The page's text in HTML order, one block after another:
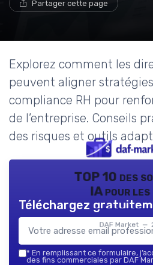
Partager cette page
Explorez comment les
peuvent aligner
compliance RH pour
de l’entreprise. Conseils
des risques et outils
TOP 10 des
IA pour les
DAF Market —
Téléchargez
* En remplissant ce formulaire,
des fins commerciales par DAF